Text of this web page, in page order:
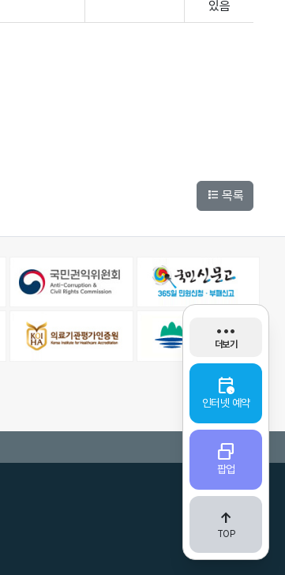
목록
stethoscope
진료과/의료진
event_busy
휴진안내
location_on
오시는 길
contract
서류발급안내
•••
더보기
calendar_clock
인터넷 예약
select_window_2
팝업
arrow_upward_alt
TOP